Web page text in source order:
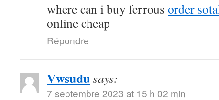
where can i buy ferrous order
online cheap
Répondre
Vwsudusays:
7 septembre 2023 at 15 h 02 min